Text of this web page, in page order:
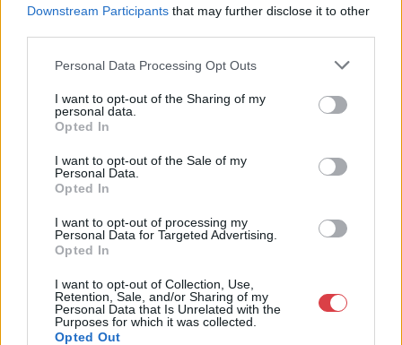
Downstream Participants that may further disclose it to other
Personal Data Processing Opt Outs
I want to opt-out of the Sharing of my
personal data.
Opted In
I want to opt-out of the Sale of my
Personal Data.
Opted In
I want to opt-out of processing my
Personal Data for Targeted Advertising.
Opted In
I want to opt-out of Collection, Use,
Retention, Sale, and/or Sharing of my
Personal Data that Is Unrelated with the
Purposes for which it was collected.
Opted Out
Bemutatkozás: Magas színvonalú festmények és műtárgyak,
gyűjtemények árverezése. Ingyenes értékbecslés. Árveréseinkre
GALÉRIA TOVÁBBI MŰTÁRGYAI
KAPCSOLÓDÓ MŰTÁRGYAK